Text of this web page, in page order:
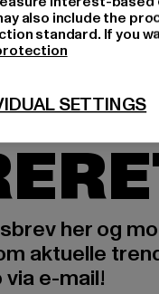
her og
aktuelle
e-mail!
also include the
standard. If you
SETTINGS